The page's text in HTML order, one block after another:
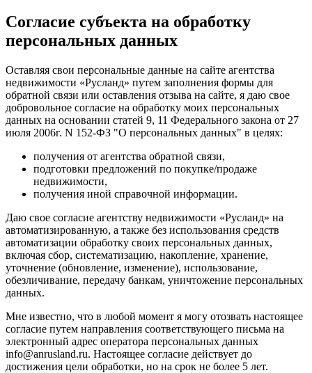
Согласие субъекта на обработку
персональных данных
Оставляя свои персональные данные на сайте агентства
недвижимости «Русланд» путем заполнения формы для
обратной связи или оставления отзыва на сайте, я даю свое
добровольное согласие на обработку моих персональных
данных на основании статей 9, 11 Федерального закона от 27
июля 2006г. N 152-ФЗ "О персональных данных" в целях:
получения от агентства обратной связи,
подготовки предложений по покупке/продаже
недвижимости,
получения иной справочной информации.
Даю свое согласие агентству недвижимости «Русланд» на
автоматизированную, а также без использования средств
автоматизации обработку своих персональных данных,
включая сбор, систематизацию, накопление, хранение,
уточнение (обновление, изменение), использование,
обезличивание, передачу банкам, уничтожение персональных
данных.
Мне известно, что в любой момент я могу отозвать настоящее
согласие путем направления соответствующего письма на
электронный адрес оператора персональных данных
info@anrusland.ru. Настоящее согласие действует до
достижения цели обработки, но на срок не более 5 лет.